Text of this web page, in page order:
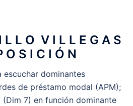
L O V I L L E G A S
O S I C I Ó N
escuchar dominantes
de préstamo modal (APM);
7) en función dominante